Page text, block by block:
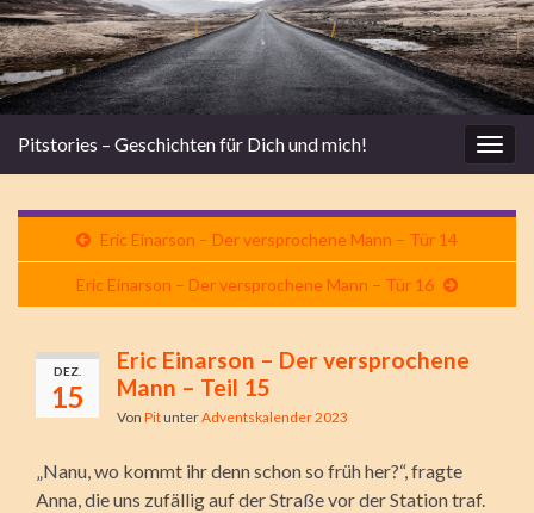
Pitstories – Geschichten für Dich und mich!
Eric Einarson – Der versprochene Mann – Tür 14
Eric Einarson – Der versprochene Mann – Tür 16
DEZ.
15
Eric Einarson – Der versprochene
Mann – Teil 15
Von PitunterAdventskalender 2023
„Nanu, wo kommt ihr denn schon so früh her?“, fragte
Anna, die uns zufällig auf der Straße vor der Station traf.